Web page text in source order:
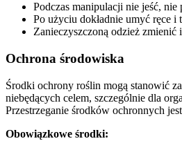
Podczas manipulacji nie jeść, nie
Po użyciu dokładnie umyć ręce i
Zanieczyszczoną odzież
Ochrona środowiska
Środki ochrony roślin mogą stanowić
niebędących celem, szczególnie dla
Przestrzeganie środków ochronnych
Obowiązkowe środki: